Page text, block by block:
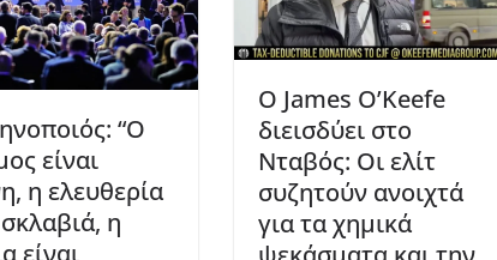
“Ο
είναι
η ελευθερία
σκλαβιά, η
είναι
Ο James O’Keefe
διεισδύει στο
Νταβός: Οι ελίτ
συζητούν ανοιχτά
για τα χημικά